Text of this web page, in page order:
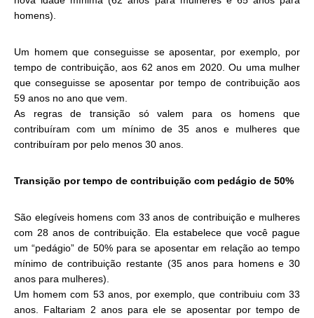
homens).
Um homem que conseguisse se aposentar, por exemplo, por
tempo de contribuição, aos 62 anos em 2020. Ou uma mulher
que conseguisse se aposentar por tempo de contribuição aos
59 anos no ano que vem.
As regras de transição só valem para os homens que
contribuíram com um mínimo de 35 anos e mulheres que
contribuíram por pelo menos 30 anos.
Transição por tempo de contribuição com pedágio de 50%
São elegíveis homens com 33 anos de contribuição e mulheres
com 28 anos de contribuição. Ela estabelece que você pague
um “pedágio” de 50% para se aposentar em relação ao tempo
mínimo de contribuição restante (35 anos para homens e 30
anos para mulheres).
Um homem com 53 anos, por exemplo, que contribuiu com 33
anos. Faltariam 2 anos para ele se aposentar por tempo de